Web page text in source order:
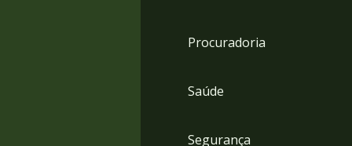
Procuradoria
Saúde
Segurança